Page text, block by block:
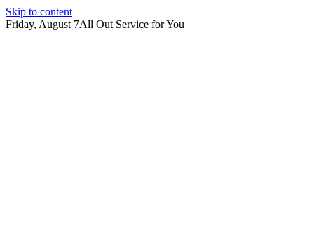
Skip to content
Friday, August 7All Out Service for You